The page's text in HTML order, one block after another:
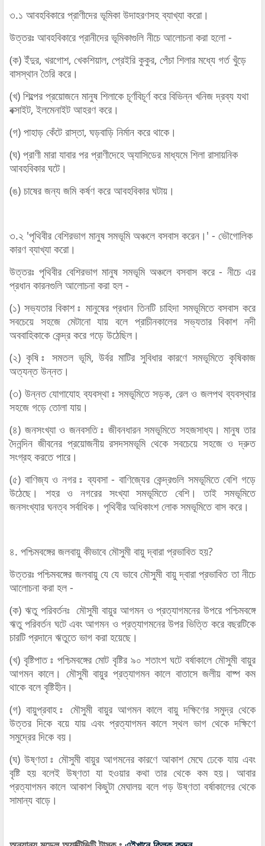
৩.১ আবহবিকারে প্রাণীদের ভূমিকা উদাহরণসহ ব্যাখ্যা করো।
উত্তরঃ আবহবিকারে প্রানীদের ভূমিকাগুলি নীচে আলোচনা করা হলো -
(ক) ইঁদুর, খরগোশ, খেকশিয়াল, প্রেইরি কুকুর, পেঁচা শিলার মধ্যে গর্ত খুঁড়ে
বাসস্থান তৈরি করে।
(খ) শিল্পের প্রয়োজনে মানুষ শিলাকে চূর্ণবিচূর্ণ করে বিভিন্ন খনিজ দ্রব্য যথা
বক্সাইট, ইলমেনাইট আহরণ করে।
(গ) পাহাড় কেঁটে রাস্তা, ঘড়বাড়ি নির্মান করে থাকে।
(ঘ) প্রাণী মারা যাবার পর প্রাণীদেহে অ্যাসিডের মাধ্যমে শিলা রাসায়নিক
আবহবিকার ঘটে।
(ঙ) চাষের জন্য জমি কর্ষণ করে আবহবিকার ঘটায়।
৩.২ 'পৃথিবীর বেশিরভাগ মানুষ সমভূমি অঞ্চলে বসবাস করেন।' - ভৌগোলিক
কারণ ব্যাখ্যা করো।
উত্তরঃ পৃথিবীর বেশিরভাগ মানুষ সমভূমি অঞ্চলে বসবাস করে - নীচে এর
প্রধান কারনগুলি আলোচনা করা হল -
(১) সভ্যতার বিকাশ ঃ মানুষের প্রধান তিনটি চাহিদা সমভূমিতে বসবাস করে
সবচেয়ে সহজে মেটানো যায় বলে প্রাচীনকালের সভ্যতার বিকাশ নদী
অববাহিকাকে কেন্দ্র করে গড়ে উঠেছিল।
(২) কৃষি ঃ সমতল ভূমি, উর্বর মাটির সুবিধার কারণে সমভূমিতে কৃষিকাজ
অত্যন্ত উন্নত।
(৩) উন্নত যোগাযোহ ব্যবস্থা ঃ সমভূমিতে সড়ক, রেল ও জলপথ ব্যবস্থার
সহজে গড়ে তোলা যায়।
(৪) জনসংখ্যা ও জনবসতি ঃ জীবনধারন সমভূমিতে সহজসাধ্য। মানুষ তার
দৈনন্দিন জীবনের প্রয়োজনীয় রসদসমভূমি থেকে সবচেয়ে সহজে ও দ্রুত
সংগ্রহ করতে পারে।
(৫) বাণিজ্য ও নগর ঃ ব্যবসা - বাণিজ্যের কেন্দ্রগুলি সমভূমিতে বেশি গড়ে
উঠেছে। শহর ও নগরের সংখ্যা সমভূমিতে বেশি। তাই সমভূমিতে
জনসংখ্যার ঘনত্ব সর্বাধিক। পৃথিবীর অধিকাংশ লোক সমভূমিতে বাস করে।
৪. পশ্চিমবঙ্গের জলবায়ু কীভাবে মৌসুমী বায়ু দ্বারা প্রভাবিত হয়?
উত্তরঃ পশ্চিমবঙ্গের জলবায়ু যে যে ভাবে মৌসুমী বায়ু দ্বারা প্রভাবিত তা নীচে
আলোচনা করা হল -
(ক) ঋতু পরিবর্তনঃ মৌসুমী বায়ুর আগমন ও প্রত্যাগমনের উপরে পশ্চিমবঙ্গে
ঋতু পরিবর্তন ঘটে এবং আগমন ও প্রত্যাগমনের উপর ভিত্তি করে বছরটিকে
চারটি প্রদানে ঋতুতে ভাগ করা হয়েছে।
(খ) বৃষ্টিপাত ঃ পশ্চিমবঙ্গের মোট বৃষ্টির ৯০ শতাংশ ঘটে বর্ষাকালে মৌসুমী বায়ুর
আগমন কালে। মৌসুমী বায়ুর প্রত্যাগমন কালে বাতাসে জলীয় বাষ্প কম
থাকে বলে বৃষ্টিহীন।
(গ) বায়ুপ্রবাহ ঃ মৌসুমী বায়ুর আগমন কালে বায়ু দক্ষিণের সমুদ্র থেকে
উত্তর দিকে বয়ে যায় এবং প্রত্যাগমন কালে স্থল ভাগ থেকে দক্ষিণে
সমুদ্রের দিকে বয়।
(ঘ) উষ্ণতা ঃ মৌসুমী বায়ুর আগমনের কারণে আকাশ মেঘে ঢেকে যায় এবং
বৃষ্টি হয় বলেই উষ্ণতা যা হওয়ার কথা তার থেকে কম হয়। আবার
প্রত্যাগমন কালে আকাশ কিছুটা মেঘালয় বলে গড় উষ্ণতা বর্ষাকালের থেকে
সামান্য বাড়ে।